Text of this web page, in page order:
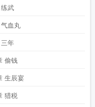
武
血丸
年
偷钱
生辰宴
猎税